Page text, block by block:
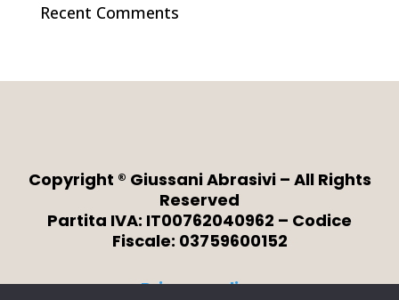
Recent Comments
Copyright ® Giussani Abrasivi – All Rights
Reserved
Partita IVA: IT00762040962 – Codice
Fiscale: 03759600152
Privacy policy